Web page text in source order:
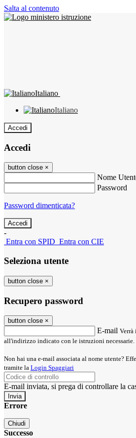
Salta al contenuto
Italiano
Italiano
Accedi
Accedi
button close ×
Nome
Password
Password dimenticata?
-
Entra con SPID Entra con CIE
Seleziona utente
button close ×
Recupero password
button close ×
E-mail Verrà
all'indirizzo indicato con le istruzioni necessarie.
Non hai una e-mail associata al nome utente?
tramite la Login Spaggiari
E-mail inviata, si prega di controllare la
Errore
Chiudi
Successo